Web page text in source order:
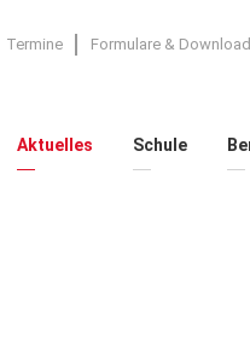
Termine Formulare &
Aktuelles Schule